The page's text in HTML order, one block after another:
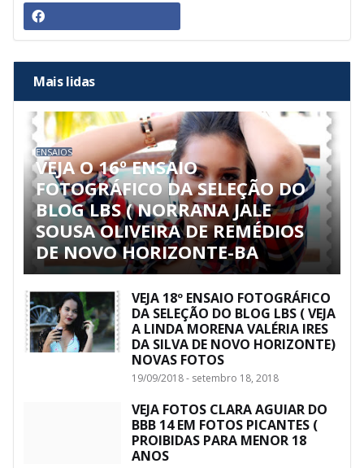
Mais lidas
ENSAIOS
VEJA O 16º ENSAIO
FOTOGRÁFICO DA SELEÇÃO DO
BLOG LBS ( NORRANA JALE
SOUSA OLIVEIRA DE REMÉDIOS
DE NOVO HORIZONTE-BA
VEJA 18º ENSAIO FOTOGRÁFICO
DA SELEÇÃO DO BLOG LBS ( VEJA
A LINDA MORENA VALÉRIA IRES
DA SILVA DE NOVO HORIZONTE)
NOVAS FOTOS
19/09/2018 - setembro 18, 2018
VEJA FOTOS CLARA AGUIAR DO
BBB 14 EM FOTOS PICANTES (
PROIBIDAS PARA MENOR 18
ANOS